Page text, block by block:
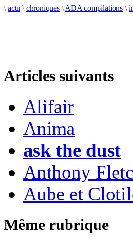
\ actu \ chroniques \ ADA compilations \
Articles suivants
Alifair
Anima
ask the dust
Anthony
Aube et
Même rubrique